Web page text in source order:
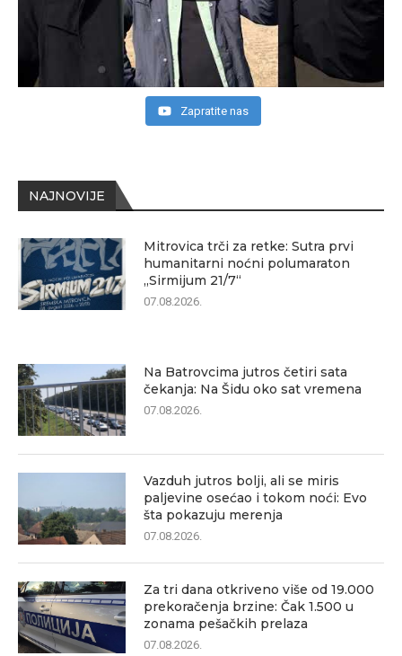
NAJNOVIJE
Mitrovica trči za retke: Sutra prvi
humanitarni noćni polumaraton
„Sirmijum 21/7“
07.08.2026.
Na Batrovcima jutros četiri sata
čekanja: Na Šidu oko sat vremena
07.08.2026.
Vazduh jutros bolji, ali se miris
paljevine osećao i tokom noći: Evo
šta pokazuju merenja
07.08.2026.
Za tri dana otkriveno više od 19.000
prekoračenja brzine: Čak 1.500 u
zonama pešačkih prelaza
07.08.2026.
Zapratite nas